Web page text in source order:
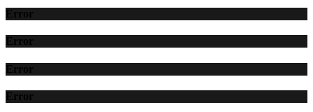
Error
Error
Error
Error